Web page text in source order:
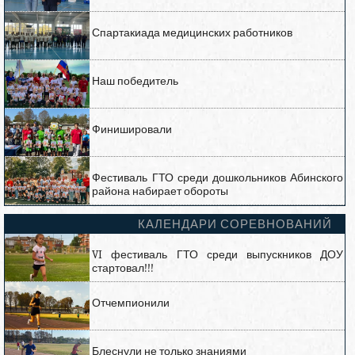
Спартакиада медицинских работников
Наш победитель
Финишировали
Фестиваль ГТО среди дошкольников Абинского
района набирает обороты
КАЛЕНДАРИ СОРЕВНОВАНИЙ
VI фестиваль ГТО среди выпускников ДОУ
стартовал!!!
Отчемпионили
Блеснули не только знаниями